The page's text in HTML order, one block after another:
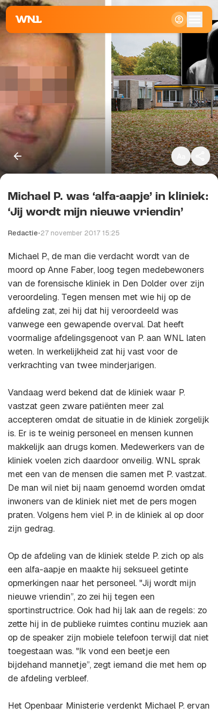
Klein
Standaard
Groot
Kopieer link
Michael P. was ‘alfa-aapje’ in kliniek:
‘Jij wordt mijn nieuwe vriendin’
Redactie•27 november 2017 15:25
Michael P., de man die verdacht wordt van de
moord op Anne Faber, loog tegen medebewoners
van de forensische kliniek in Den Dolder over zijn
veroordeling. Tegen mensen met wie hij op de
afdeling zat, zei hij dat hij veroordeeld was
vanwege een gewapende overval. Dat heeft
voormalige afdelingsgenoot van P. aan WNL laten
weten. In werkelijkheid zat hij vast voor de
verkrachting van twee minderjarigen.
Vandaag werd bekend dat de kliniek waar P.
vastzat geen zware patiënten meer zal
accepteren omdat de situatie in de kliniek zorgelijk
is. Er is te weinig personeel en mensen kunnen
makkelijk aan drugs komen. Medewerkers van de
kliniek voelen zich daardoor onveilig. WNL sprak
met een van de mensen die samen met P. vastzat.
De man wil niet bij naam genoemd worden omdat
inwoners van de kliniek niet met de pers mogen
praten. Volgens hem viel P. in de kliniek al op door
zijn gedrag.
Op de afdeling van de kliniek stelde P. zich op als
een alfa-aapje en maakte hij seksueel getinte
opmerkingen naar het personeel. "Jij wordt mijn
nieuwe vriendin”, zo zei hij tegen een
sportinstructrice. Ook had hij lak aan de regels: zo
zette hij in de publieke ruimtes continu muziek aan
op de speaker zijn mobiele telefoon terwijl dat niet
toegestaan was. "Ik vond een beetje een
bijdehand mannetje”, zegt iemand die met hem op
de afdeling verbleef.
Het Openbaar Ministerie verdenkt Michael P. ervan